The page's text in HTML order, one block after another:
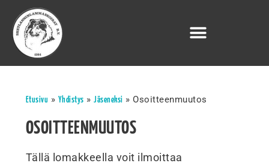
Etusivu » Yhdistys »Jäseneksi »Osoitteenmuutos
OSOITTEENMUUTOS
Tällä lomakkeella voit ilmoittaa